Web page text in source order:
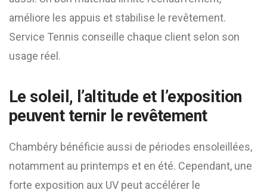
améliore les appuis et stabilise le revêtement.
Service Tennis conseille chaque client selon son
usage réel.
Le soleil, l’altitude et l’exposition
peuvent ternir le revêtement
Chambéry bénéficie aussi de périodes ensoleillées,
notamment au printemps et en été. Cependant, une
forte exposition aux UV peut accélérer le